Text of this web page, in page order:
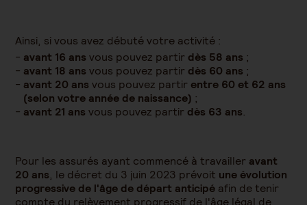
Ainsi, si vous avez débuté votre activité :
avant 16 ans vous pouvez partir dès 58 ans ;
avant 18 ans vous pouvez partir dès 60 ans ;
avant 20 ans vous pouvez partir entre 60 et 62 ans
(selon votre année de naissance) ;
avant 21 ans vous pouvez partir dès 63 ans.
Pour les assurés ayant commencé à travailler avant
20 ans, le décret du 3 juin 2023 prévoit une évolution
progressive de l'âge de départ anticipé afin de tenir
compte du relèvement progressif de l'âge légal de